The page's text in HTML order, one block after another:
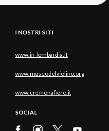
I NOSTRI SITI
www.in-lombardia.it
www.museodelviolino.org
www.cremonafiere.it
SOCIAL